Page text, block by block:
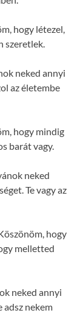
hogy létezel,
szeretlek.
neked annyi
az életembe
hogy mindig
barát vagy.
neked
Te vagy az
hogy
melletted
neked annyi
adsz nekem